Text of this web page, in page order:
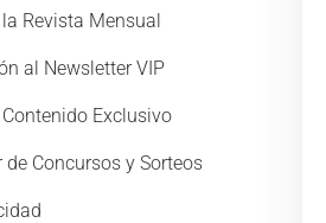
Revista Mensual
al Newsletter VIP
Exclusivo
de Concursos y Sorteos